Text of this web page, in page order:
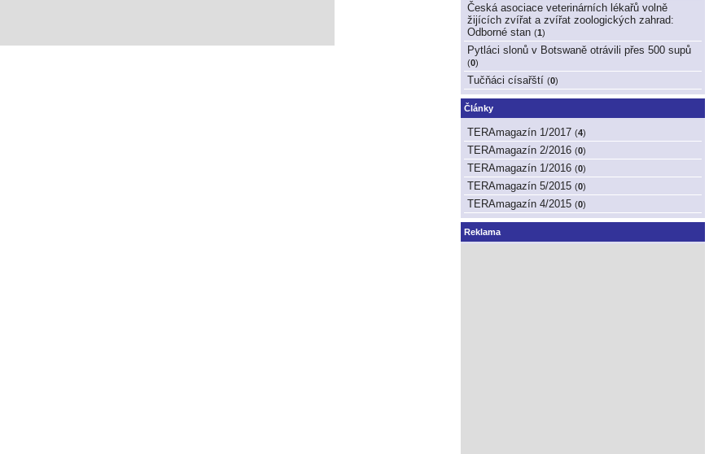
Česká asociace veterinárních lékařů volně
žijících zvířat a zvířat zoologických zahrad:
Odborné stan (1)
Pytláci slonů v Botswaně otrávili přes 500 supů
(0)
Tučňáci císařští (0)
Články
TERAmagazín 1/2017 (4)
TERAmagazín 2/2016 (0)
TERAmagazín 1/2016 (0)
TERAmagazín 5/2015 (0)
TERAmagazín 4/2015 (0)
Reklama